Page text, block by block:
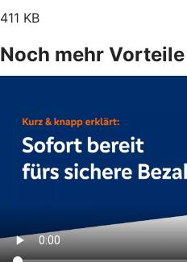
411 KB
Noch mehr